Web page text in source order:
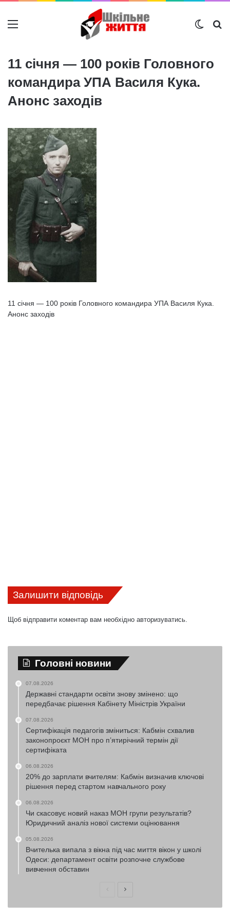
Меню
11 січня — 100 років Головного
командира УПА Василя Кука.
Анонс заходів
11 січня — 100 років Головного командира УПА Василя Кука.
Анонс заходів
Залишити відповідь
Щоб відправити коментар вам необхідно авторизуватись.
Головні новини
07.08.2026
Державні стандарти освіти знову змінено: що
передбачає рішення Кабінету Міністрів України
07.08.2026
Сертифікація педагогів зміниться: Кабмін схвалив
законопроєкт МОН про п’ятирічний термін дії
сертифіката
06.08.2026
20% до зарплати вчителям: Кабмін визначив ключові
рішення перед стартом навчального року
06.08.2026
Чи скасовує новий наказ МОН групи результатів?
Юридичний аналіз нової системи оцінювання
05.08.2026
Вчителька випала з вікна під час миття вікон у школі
Одеси: департамент освіти розпочне службове
вивчення обставин
ПопередняНаступна